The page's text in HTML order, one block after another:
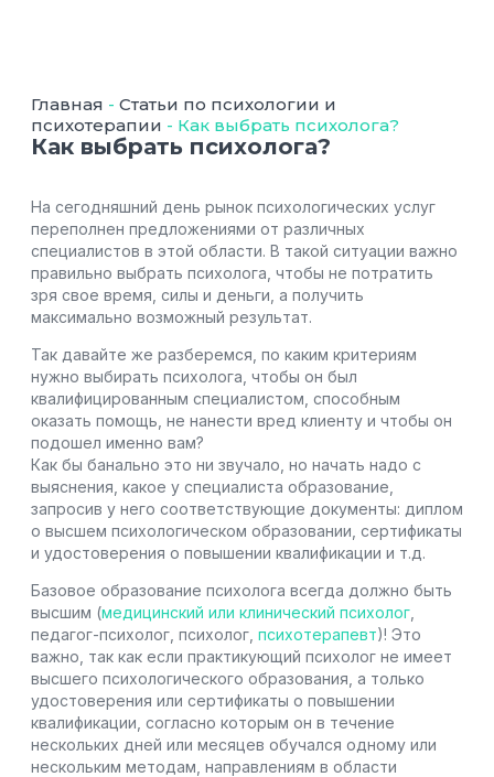
Главная - Статьи по психологии и
психотерапии - Как выбрать психолога?
Как выбрать психолога?
На сегодняшний день рынок психологических услуг
переполнен предложениями от различных
специалистов в этой области. В такой ситуации важно
правильно выбрать психолога, чтобы не потратить
зря свое время, силы и деньги, а получить
максимально возможный результат.
Так давайте же разберемся, по каким критериям
нужно выбирать психолога, чтобы он был
квалифицированным специалистом, способным
оказать помощь, не нанести вред клиенту и чтобы он
подошел именно вам?
Как бы банально это ни звучало, но начать надо с
выяснения, какое у специалиста образование,
запросив у него соответствующие документы: диплом
о высшем психологическом образовании, сертификаты
и удостоверения о повышении квалификации и т.д.
Базовое образование психолога всегда должно быть
высшим (медицинский или клинический психолог
педагог-психолог, психолог, психотерапевт)! Это
важно, так как если практикующий психолог не имеет
высшего психологического образования, а только
удостоверения или сертификаты о повышении
квалификации, согласно которым он в течение
нескольких дней или месяцев обучался одному или
нескольким методам, направлениям в области